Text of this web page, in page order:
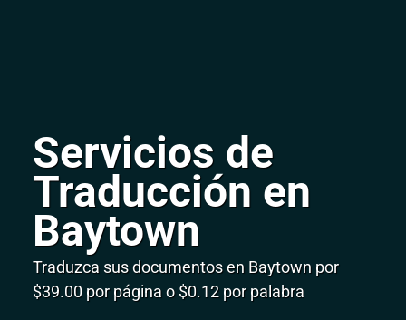
Servicios de
Traducción en
Baytown
Traduzca sus documentos en Baytown por
$39.00 por página o $0.12 por palabra